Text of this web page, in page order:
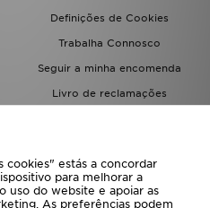
Definições de Cookies
Trabalha Connosco
Seguir a minha encomenda
Livro de reclamações
cookies" estás a concordar
para melhorar a
uso do website e apoiar as
As preferências podem